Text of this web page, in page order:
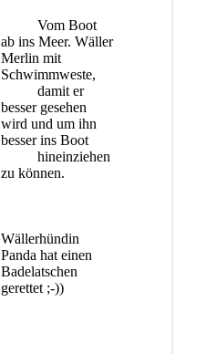
Vom Boot
ab ins Meer. Wäller
Merlin mit
Schwimmweste,
damit er
besser gesehen
wird und um ihn
besser ins Boot
hineinziehen
zu können.
Wällerhündin
Panda hat einen
Badelatschen
gerettet ;-))